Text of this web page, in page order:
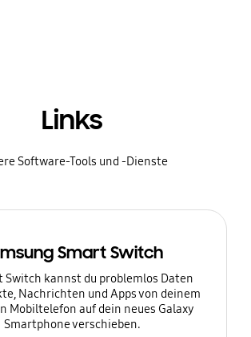
Links
Software-Tools und -Dienste
Smart Switch
Switch kannst du problemlos Daten
Nachrichten und Apps von deinem
Mobiltelefon auf dein neues Galaxy
Smartphone verschieben.